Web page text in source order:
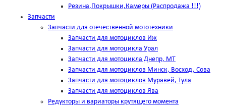
Резина,Покрышки,Камеры (Распродажа !!!)
Запчасти
Запчасти для отечественной мототехники
Запчасти для мотоциклов Иж
Запчасти для мотоцикла Урал
Запчасти для мотоцикла Днепр, МТ
Запчасти для мотоциклов Минск, Восход, Сова
Запчасти для мотоциклов Муравей, Тула
Запчасти для мотоциклов Ява
Редукторы и вариаторы крутящего момента